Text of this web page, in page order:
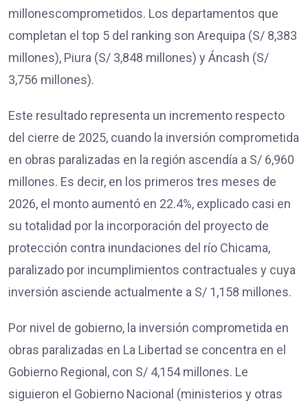
millonescomprometidos. Los departamentos que
completan el top 5 del ranking son Arequipa (S/ 8,383
millones), Piura (S/ 3,848 millones) y Áncash (S/
3,756 millones).
Este resultado representa un incremento respecto
del cierre de 2025, cuando la inversión comprometida
en obras paralizadas en la región ascendía a S/ 6,960
millones. Es decir, en los primeros tres meses de
2026, el monto aumentó en 22.4%, explicado casi en
su totalidad por la incorporación del proyecto de
protección contra inundaciones del río Chicama,
paralizado por incumplimientos contractuales y cuya
inversión asciende actualmente a S/ 1,158 millones.
Por nivel de gobierno, la inversión comprometida en
obras paralizadas en La Libertad se concentra en el
Gobierno Regional, con S/ 4,154 millones. Le
siguieron el Gobierno Nacional (ministerios y otras